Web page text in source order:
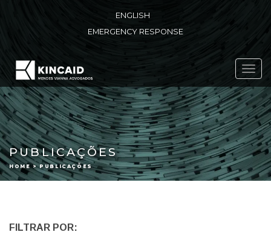
ENGLISH
EMERGENCY RESPONSE
PUBLICAÇÕES
HOME > PUBLICAÇÕES
FILTRAR POR: